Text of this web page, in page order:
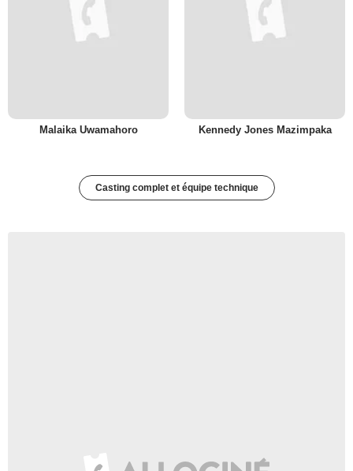
Malaika Uwamahoro Kennedy Jones Mazimpaka
Casting complet et équipe technique